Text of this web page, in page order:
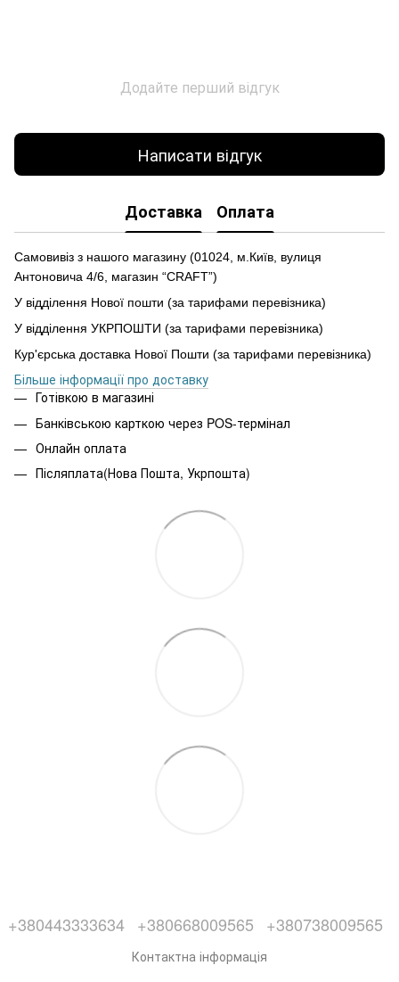
Додайте перший відгук
Написати відгук
Доставка Оплата
Самовивіз з нашого магазину (01024, м.Київ, вулиця
Антоновича 4/6, магазин “CRAFT”)
У відділення Нової пошти (за тарифами перевізника)
У відділення УКРПОШТИ (за тарифами перевізника)
Кур'єрська доставка Нової Пошти (за тарифами перевізника)
Більше інформації про доставку
Готівкою в магазині
Банківською карткою через POS-термінал
Онлайн оплата
Післяплата(Нова Пошта, Укрпошта)
+380443333634 +380668009565 +380738009565
Контактна інформація